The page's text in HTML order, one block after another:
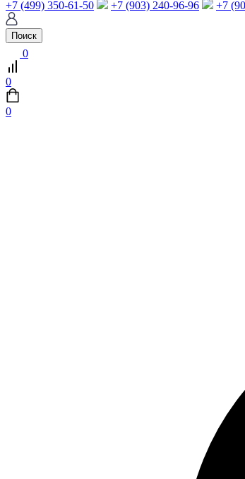
+7 (499) 350-61-50 +7 (903) 240-96-96 +7
Поиск
0
0
0